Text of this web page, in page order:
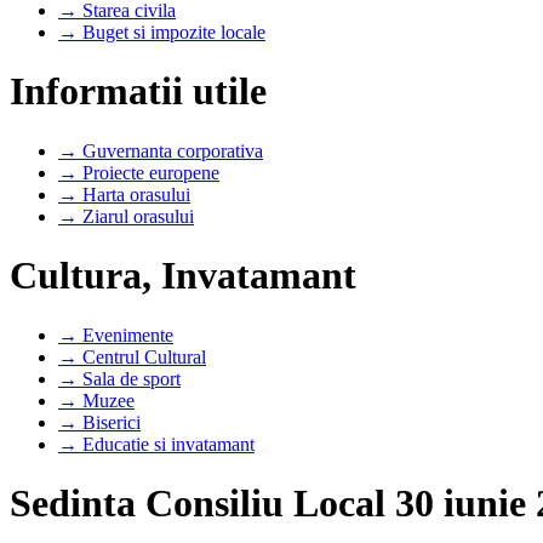
→ Starea civila
→ Buget si impozite locale
Informatii utile
→ Guvernanta corporativa
→ Proiecte europene
→ Harta orasului
→ Ziarul orasului
Cultura, Invatamant
→ Evenimente
→ Centrul Cultural
→ Sala de sport
→ Muzee
→ Biserici
→ Educatie si invatamant
Sedinta Consiliu Local 30 iunie